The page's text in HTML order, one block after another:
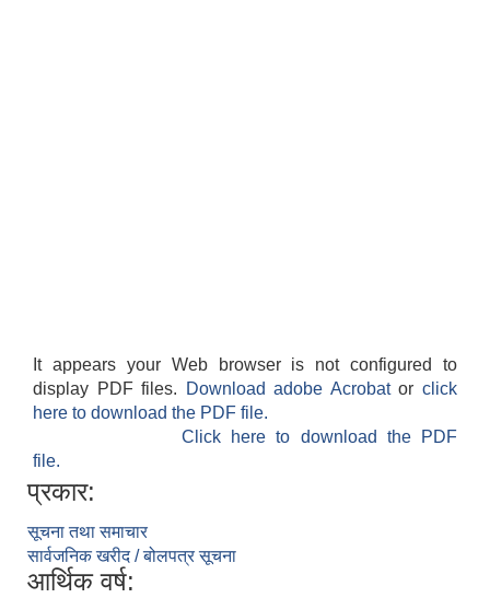
It appears your Web browser is not configured to
display PDF files.
Download adobe Acrobatorclick
here to download the PDF file.
Click here to download the PDF
file.
प्रकार:
सूचना तथा समाचार
सार्वजनिक खरीद / बोलपत्र सूचना
आर्थिक वर्ष: